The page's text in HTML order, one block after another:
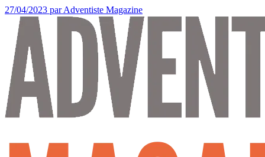
27/04/2023 par Adventiste Magazine